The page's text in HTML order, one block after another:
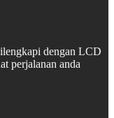
dengan LCD
perjalanan anda